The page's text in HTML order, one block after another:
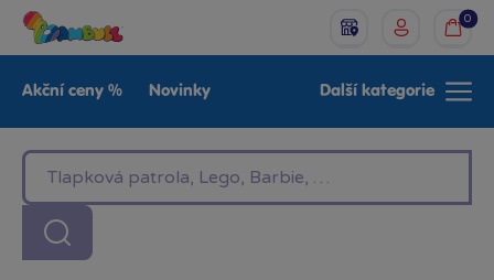
0
Akční ceny % Novinky
LEGO®
Další kategorie